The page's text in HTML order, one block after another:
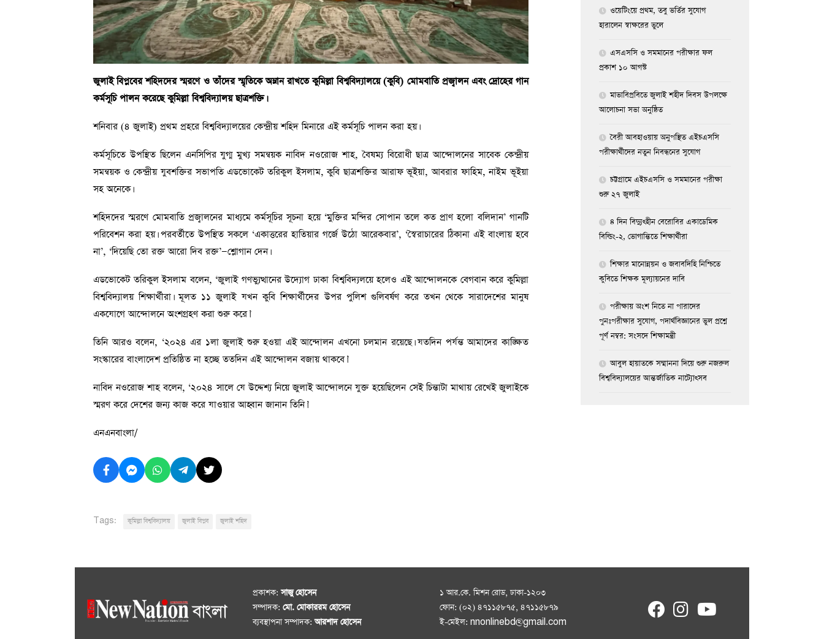
জুলাই বিপ্লবের শহিদদের স্মরণে ও তাঁদের স্মৃতিকে অম্লান রাখতে কুমিল্লা বিশ্ববিদ্যালয়ে (কুবি) মোমবাতি প্রজ্বালন এবং দ্রোহের গান
কর্মসূচি পালন করেছে কুমিল্লা বিশ্ববিদ্যালয় ছাত্রশক্তি।
শনিবার (৪ জুলাই) প্রথম প্রহরে বিশ্ববিদ্যালয়ের কেন্দ্রীয় শহিদ মিনারে এই কর্মসূচি পালন করা হয়।
কর্মসূচিতে উপস্থিত ছিলেন এনসিপির যুগ্ম মুখ্য সমন্বয়ক নাবিদ নওরোজ শাহ, বৈষম্য বিরোধী ছাত্র আন্দোলনের সাবেক কেন্দ্রীয়
সমন্বয়ক ও কেন্দ্রীয় যুবশক্তির সভাপতি এডভোকেট তরিকুল ইসলাম, কুবি ছাত্রশক্তির আরাফ ভূইয়া, আবরার ফাহিম, নাইম ভূইয়া
সহ অনেকে।
শহিদদের স্মরণে মোমবাতি প্রজ্বালনের মাধ্যমে কর্মসূচির সূচনা হয়ে ‘মুক্তির মন্দির সোপান তলে কত প্রাণ হলো বলিদান’ গানটি
পরিবেশন করা হয়। পরবর্তীতে উপস্থিত সকলে ‘একাত্তরের হাতিয়ার গর্জে উঠো আরেকবার’, ‘স্বৈরাচারের ঠিকানা এই বাংলায় হবে
না’, ‘দিয়েছি তো রক্ত আরো দিব রক্ত’—শ্লোগান দেন।
এডভোকেট তরিকুল ইসলাম বলেন, ‘জুলাই গণভ্যুত্থানের উদ্যোগ ঢাকা বিশ্ববিদ্যলয়ে হলেও এই আন্দোলনকে বেগবান করে কুমিল্লা
বিশ্ববিদ্যালয় শিক্ষার্থীরা। মূলত ১১ জুলাই যখন কুবি শিক্ষার্থীদের উপর পুলিশ গুলিবর্ষণ করে তখন থেকে সারাদেশের মানুষ
একযোগে আন্দোলনে অংশগ্রহণ করা শুরু করে।’
তিনি আরও বলেন, ‘২০২৪ এর ১লা জুলাই শুরু হওয়া এই আন্দোলন এখনো চলমান রয়েছে। যতদিন পর্যন্ত আমাদের কাঙ্ক্ষিত
সংস্কারের বাংলাদেশ প্রতিষ্ঠিত না হচ্ছে ততদিন এই আন্দোলন বজায় থাকবে।’
নাবিদ নওরোজ শাহ বলেন, ‘২০২৪ সালে যে উদ্দেশ্য নিয়ে জুলাই আন্দোলনে যুক্ত হয়েছিলেন সেই চিন্তাটা মাথায় রেখেই জুলাইকে
স্মরণ করে দেশের জন্য কাজ করে যাওয়ার আহ্বান জানান তিনি।’
এনএনবাংলা/
Tags: কুমিল্লা বিশ্ববিদ্যালয় জুলাই বিপ্লব জুলাই শহিদ
ওয়েটিংয়ে প্রথম, তবু ভর্তির সুযোগ
হারালেন স্বাক্ষরের ভুলে
এসএসসি ও সমমানের পরীক্ষার ফল
প্রকাশ ১০ আগস্ট
মাভাবিপ্রবিতে জুলাই শহীদ দিবস উপলক্ষে
আলোচনা সভা অনুষ্ঠিত
বৈরী আবহাওয়ায় অনুপস্থিত এইচএসসি
পরীক্ষার্থীদের নতুন নিবন্ধনের সুযোগ
চট্টগ্রামে এইচএসসি ও সমমানের পরীক্ষা
শুরু ২৭ জুলাই
৪ দিন বিদ্যুৎহীন বেরোবির একাডেমিক
বিল্ডিং-২, ভোগান্তিতে শিক্ষার্থীরা
শিক্ষার মানোন্নয়ন ও জবাবদিহি নিশ্চিতে
কুবিতে শিক্ষক মূল্যায়নের দাবি
পরীক্ষায় অংশ নিতে না পারাদের
পুনঃপরীক্ষার সুযোগ, পদার্থবিজ্ঞানের ভুল প্রশ্নে
পূর্ণ নম্বর: সংসদে শিক্ষামন্ত্রী
আবুল হায়াতকে সম্মাননা দিয়ে শুরু নজরুল
বিশ্ববিদ্যালয়ের আন্তর্জাতিক নাট্যোৎসব
প্রকাশক:সাজু হোসেন
সম্পাদক: মো. মোকাররম হোসেন
ব্যবস্থাপনা সম্পাদক:আরশাদ হোসেন
১ আর.কে. মিশন রোড, ঢাকা-১২০৩
ফোন: (০২) ৪৭১১৫৮৭৫, ৪৭১১৫৮৭৯
ই-মেইল: nnonlinebd@gmail.com
fab
fa-
fab
fa-
fab
fa-